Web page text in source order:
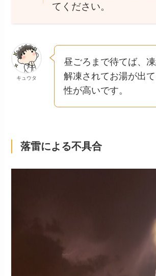
てください。
キュウタ
昼ごろまで待てば、
解凍されてお湯が出
性が高いです。
落雷による不具合